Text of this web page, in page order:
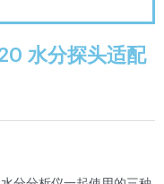
水分探头适配